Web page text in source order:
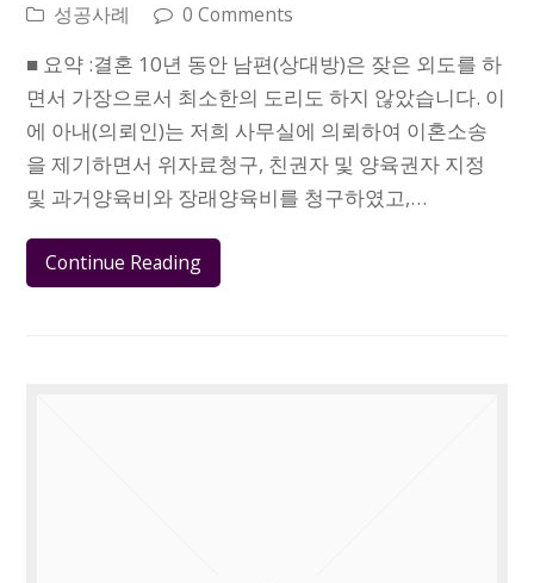
성공사례
0 Comments
■ 요약 :결혼 10년 동안 남편(상대방)은 잦은 외도를 하
면서 가장으로서 최소한의 도리도 하지 않았습니다. 이
에 아내(의뢰인)는 저희 사무실에 의뢰하여 이혼소송
을 제기하면서 위자료청구, 친권자 및 양육권자 지정
및 과거양육비와 장래양육비를 청구하였고,…
Continue Reading